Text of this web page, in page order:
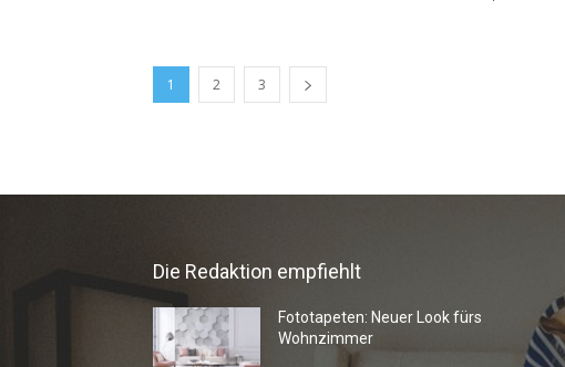
1 2 3
Die Redaktion empfiehlt
Fototapeten: Neuer Look fürs
Wohnzimmer